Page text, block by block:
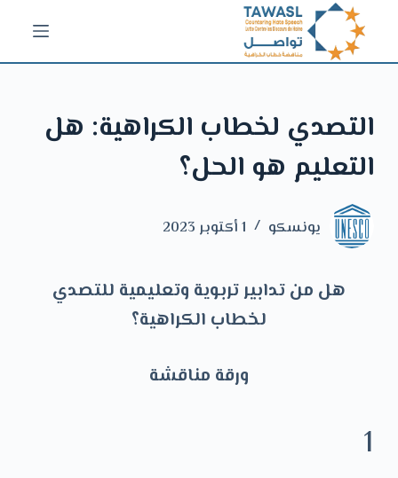
التصدي لخطاب الكراهية: هل
التعليم هو الحل؟
يونسكو 1 أكتوبر 2023
هل من تدابير تربوية وتعليمية للتصدي
لخطاب الكراهية؟
ورقة مناقشة
1